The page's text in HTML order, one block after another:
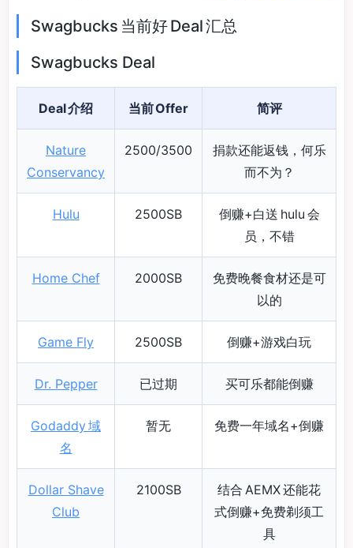
Swagbucks 当前好 Deal 汇总
Swagbucks Deal
Deal 介绍 当前 Offer 简评
Nature
Conservancy
2500/3500
捐款还能返钱，何乐
而不为？
Hulu 2500SB
倒赚+白送 hulu 会
员，不错
Home Chef 2000SB
免费晚餐食材还是可
以的
Game Fly 2500SB 倒赚+游戏白玩
Dr. Pepper 已过期 买可乐都能倒赚
Godaddy 域
名
暂无 免费一年域名+倒赚
Dollar Shave
Club
2100SB
结合 AEMX 还能花
式倒赚+免费剃须工
具